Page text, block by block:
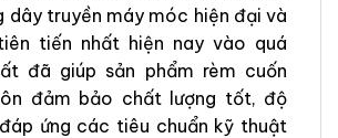
dây truyền máy móc hiện đại và
tiến nhất hiện nay vào quá
đã giúp sản phẩm rèm cuốn
đảm bảo chất lượng tốt, độ
ứng các tiêu chuẩn kỹ thuật